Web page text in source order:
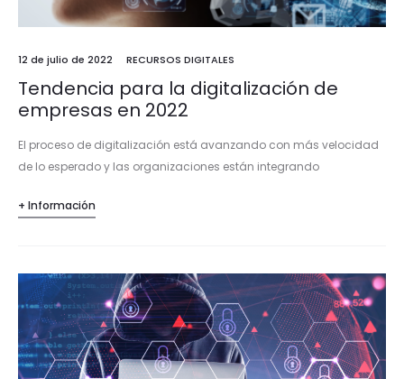
12 de julio de 2022 RECURSOS DIGITALES
Tendencia para la digitalización de
empresas en 2022
El proceso de digitalización está avanzando con más velocidad
de lo esperado y las organizaciones están integrando
economía y la…
+ Información